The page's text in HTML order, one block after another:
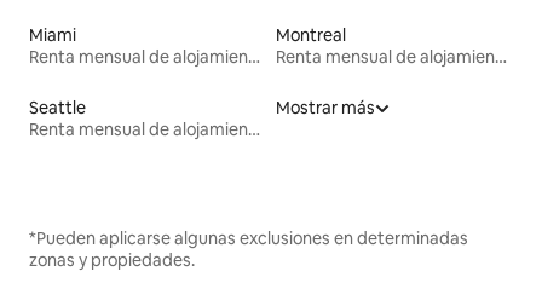
Miami
Renta mensual de alojamientos
Montreal
Renta mensual de alojamientos
Seattle
Renta mensual de alojamientos
Mostrar más
*Pueden aplicarse algunas exclusiones en determinadas
zonas y propiedades.